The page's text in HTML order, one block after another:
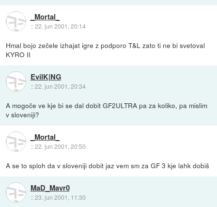
_Mortal_
::22. jun 2001, 20:14
Hmal bojo zečele izhajat igre z podporo T&L zato ti ne bi svetoval
KYRO II
EvilK|NG
::22. jun 2001, 20:34
A mogoče ve kje bi se dal dobit GF2ULTRA pa za koliko, pa mislim
v sloveniji?
_Mortal_
::22. jun 2001, 20:50
A se to sploh da v sloveniji dobit jaz vem sm za GF 3 kje lahk dobiš
MaD_Mavr0
::23. jun 2001, 11:30